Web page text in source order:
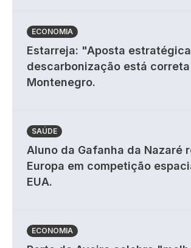
ECONOMIA
Estarreja: "Aposta
descarbonização está
Montenegro.
SAÚDE
Aluno da Gafanha da Nazaré
Europa em competição
EUA.
ECONOMIA